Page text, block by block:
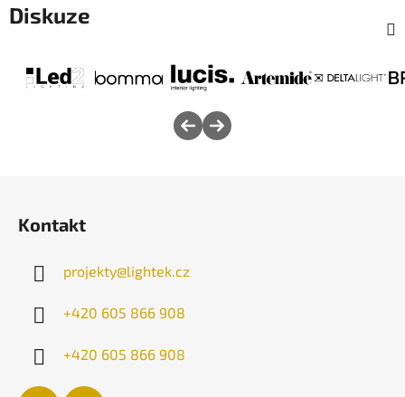
Diskuze
Kontakt
projekty@lightek.cz
+420 605 866 908
+420 605 866 908